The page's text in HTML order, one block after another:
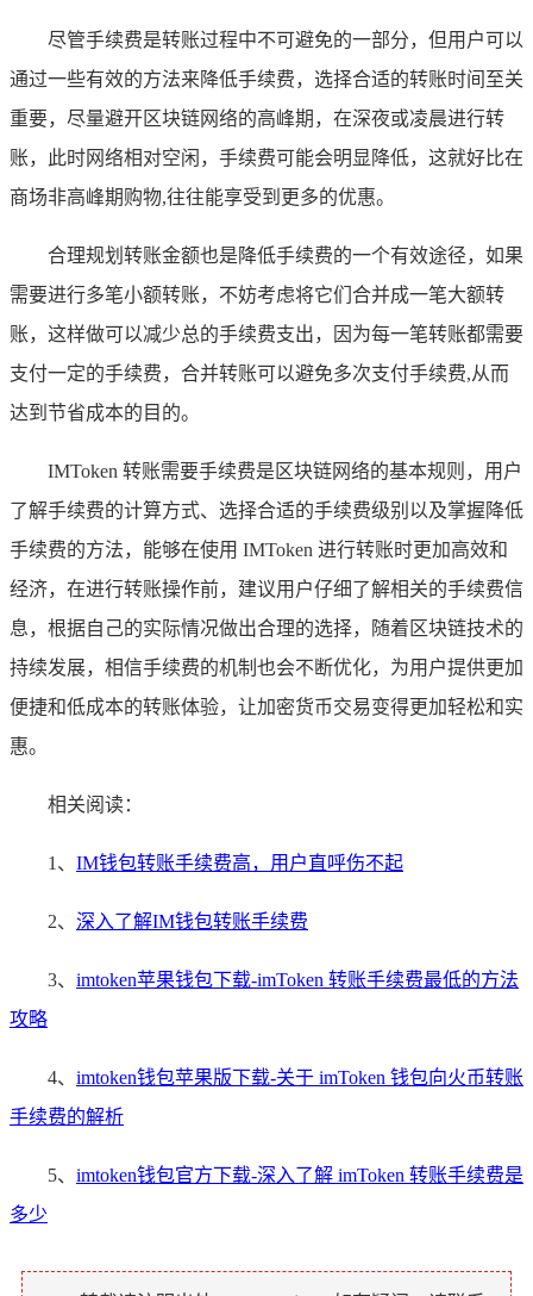
尽管手续费是转账过程中不可避免的一部分，但用户可以
通过一些有效的方法来降低手续费，选择合适的转账时间至关
重要，尽量避开区块链网络的高峰期，在深夜或凌晨进行转
账，此时网络相对空闲，手续费可能会明显降低，这就好比在
商场非高峰期购物,往往能享受到更多的优惠。
合理规划转账金额也是降低手续费的一个有效途径，如果
需要进行多笔小额转账，不妨考虑将它们合并成一笔大额转
账，这样做可以减少总的手续费支出，因为每一笔转账都需要
支付一定的手续费，合并转账可以避免多次支付手续费,从而
达到节省成本的目的。
IMToken 转账需要手续费是区块链网络的基本规则，用户
了解手续费的计算方式、选择合适的手续费级别以及掌握降低
手续费的方法，能够在使用 IMToken 进行转账时更加高效和
经济，在进行转账操作前，建议用户仔细了解相关的手续费信
息，根据自己的实际情况做出合理的选择，随着区块链技术的
持续发展，相信手续费的机制也会不断优化，为用户提供更加
便捷和低成本的转账体验，让加密货币交易变得更加轻松和实
惠。
相关阅读：
1、 IM钱包转账手续费高，用户直呼伤不起
2、 深入了解IM钱包转账手续费
3、 imtoken苹果钱包下载-imToken 转账手续费最低的方法
攻略
4、 imtoken钱包苹果版下载-关于 imToken 钱包向火币转账
手续费的解析
5、 imtoken钱包官方下载-深入了解 imToken 转账手续费是
多少